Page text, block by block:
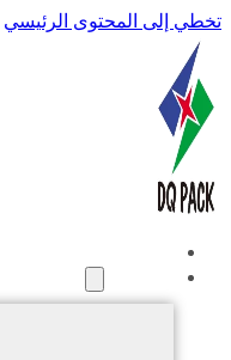
تخطي إلى المحتوى الرئيسي